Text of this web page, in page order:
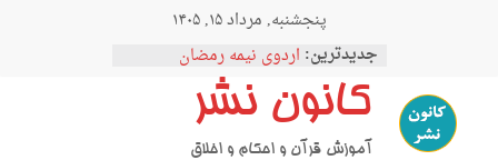
پنجشنبه, مرداد ۱۵, ۱۴۰۵
جدیدترین:
نمودار مقطع فوق دبیرستان
اردوی نیمه رمضان
اردوی نیمه شعبان
اردوی غدیر
اردوی محرم
کانون نشر
آموزش قرآن و احکام و اخلاق